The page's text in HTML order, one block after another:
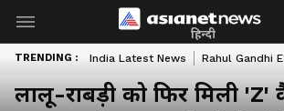
हिन्दी
TRENDING : India Latest News Rahul Gandhi
लालू-राबड़ी को फिर मिली 'Z'